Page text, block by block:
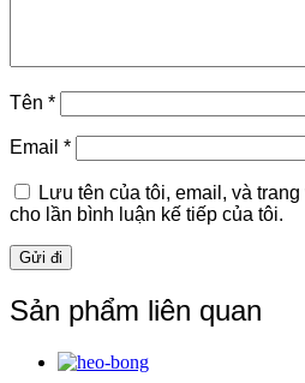
Tên *
Email *
Lưu tên của tôi, email, và
cho lần bình luận kế tiếp của tôi.
Sản phẩm liên quan